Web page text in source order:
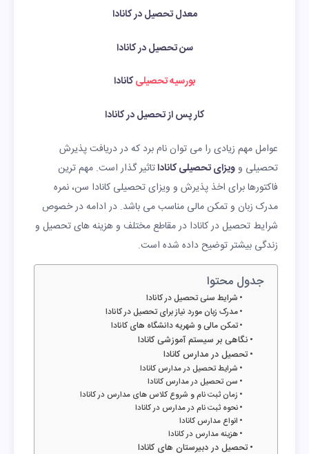
معدل تحصیل در کانادا
سن تحصیل در کانادا
بورسیه تحصیلیکانادا
کار پس از تحصیل در کانادا
عوامل مهم زیادی را می توان نام برد که در دریافت پذیرش
تحصیلی وویزای تحصیلی کاناداتاثیر گذار است. مهم ترین
فاکتورها برای اخذ پذیرش و ویزای تحصیلی کانادا سن، نمره
مدرک زبان و تمکن مالی مناسب می باشد. در ادامه در خصوص
شرایط تحصیل در کانادا در مقاطع مختلف و هزینه های تحصیل و
زندگی بیشتر توضیح داده شده است.
جدول محتوا
شرایط سنی تحصیل در کانادا
مدرک زبان مورد نیاز برای تحصیل در کانادا
تمکن مالی و شهریه دانشگاه های کانادا
نگاهی بر سیستم آموزشی کانادا
تحصیل در مدارس کانادا
شرایط تحصیل در مدارس کانادا
سن تحصیل در مدارس کانادا
زمان ثبت نام و شروع کلاس های مدارس در کانادا
نحوه ثبت نام در مدارس در کانادا
انواع مدارس کانادا
هزینه مدارس در کانادا
تحصیل در دبیرستان های کانادا